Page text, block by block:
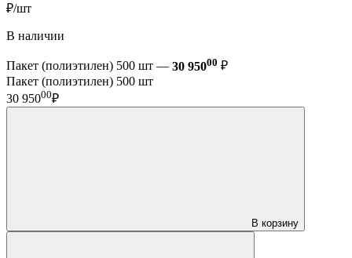
₽/шт
В наличии
Пакет (полиэтилен) 500 шт — 30 95000 ₽
Пакет (полиэтилен) 500 шт
30 95000₽
В корзину